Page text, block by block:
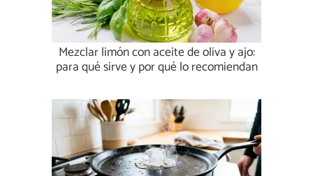
Mezclar limón con aceite de oliva y ajo:
para qué sirve y por qué lo recomiendan